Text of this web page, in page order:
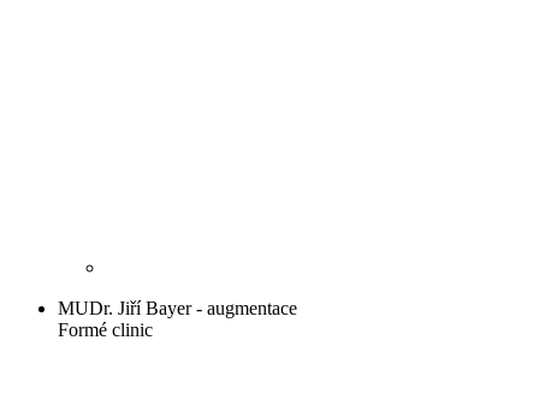
MUDr. Jiří Bayer - augmentace
Formé clinic